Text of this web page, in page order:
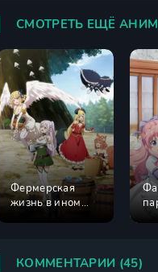
СМОТРЕТЬ ЕЩЁ
Фермерская
жизнь в ином
КОММЕНТАРИИ (45)